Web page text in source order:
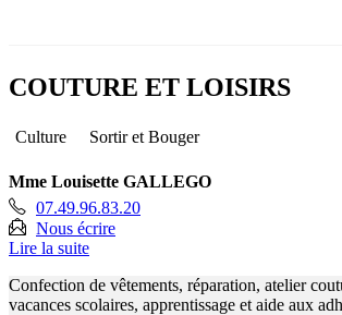
COUTURE ET LOISIRS
Culture Sortir et Bouger
Mme Louisette GALLEGO
07.49.96.83.20
Nous écrire
Lire la suite
Confection de vêtements, réparation, atelier
vacances scolaires, apprentissage et aide aux